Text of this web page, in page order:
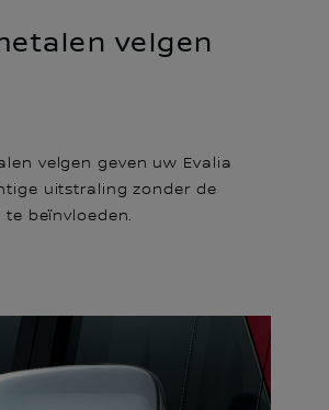
velgen
velgen geven uw Evalia
uitstraling zonder de
te beïnvloeden.